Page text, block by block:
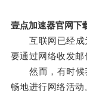
壹点加速器官网下
互联网已经成
要通过网络收发邮
然而，有时候
畅地进行网络活动